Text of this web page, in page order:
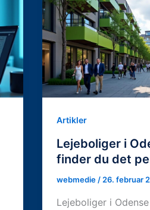
Artikler
Lejeboliger i
finder du det
webmedie / 26. februar
Lejeboliger i